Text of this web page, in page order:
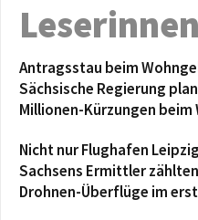
Antragsstau beim
Sächsische Regierung
Millionen-Kürzungen beim
Nicht nur Flughafen
Sachsens Ermittler
Drohnen-Überflüge im